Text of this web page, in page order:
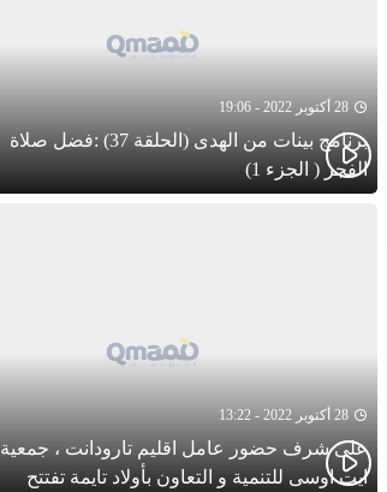
28 أكتوبر 2022 - 19:06
برنامج بينات من الهدى (الحلقة 37) :فضل صلاة
الفجر ( الجزء 1)
28 أكتوبر 2022 - 13:22
على شرف حضور عامل اقليم تارودانت ، جمعية
ايت اوسى للتنمية و التعاون بأولاد تايمة تفتتح